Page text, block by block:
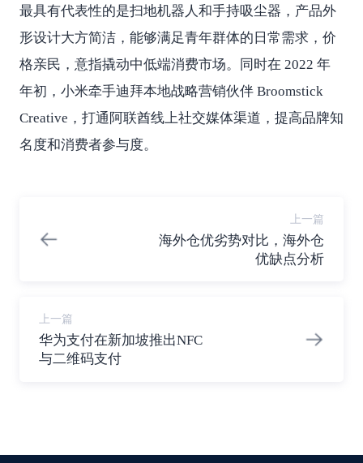
最具有代表性的是扫地机器人和手持吸尘器，产品外
形设计大方简洁，能够满足青年群体的日常需求，价
格亲民，意指撬动中低端消费市场。同时在 2022 年
年初，小米牵手迪拜本地战略营销伙伴 Broomstick
Creative，打通阿联酋线上社交媒体渠道，提高品牌知
名度和消费者参与度。
上一篇
海外仓优劣势对比，海外仓
优缺点分析
上一篇
华为支付在新加坡推出NFC
与二维码支付